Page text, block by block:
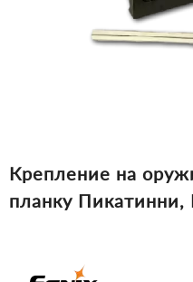
Крепление на
планку Пикатинни,